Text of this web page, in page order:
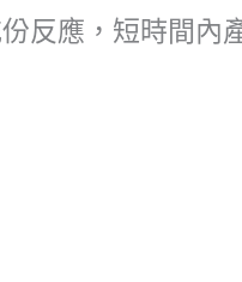
反應，短時間內